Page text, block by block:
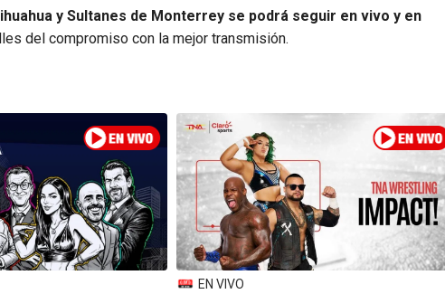
y Sultanes de Monterrey se podrá seguir en vivo y en
del compromiso con la mejor transmisión.
EN VIVO